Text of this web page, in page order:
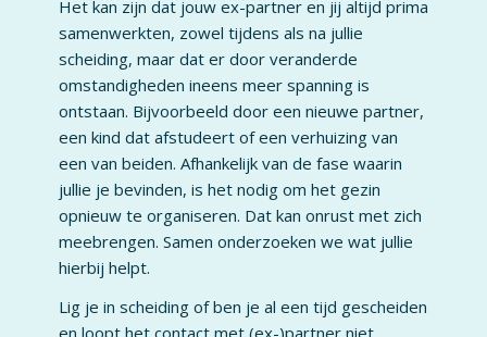
Het kan zijn dat jouw ex-partner en jij altijd prima
samenwerkten, zowel tijdens als na jullie
scheiding, maar dat er door veranderde
omstandigheden ineens meer spanning is
ontstaan. Bijvoorbeeld door een nieuwe partner,
een kind dat afstudeert of een verhuizing van
een van beiden. Afhankelijk van de fase waarin
jullie je bevinden, is het nodig om het gezin
opnieuw te organiseren. Dat kan onrust met zich
meebrengen. Samen onderzoeken we wat jullie
hierbij helpt.
Lig je in scheiding of ben je al een tijd gescheiden